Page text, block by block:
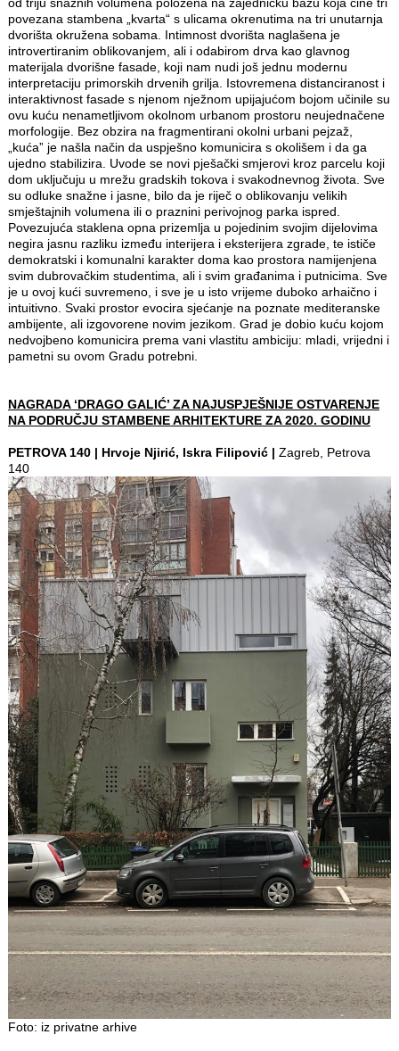
povezana stambena „kvarta“ s ulicama okrenutima na tri unutarnja
dvorišta okružena sobama. Intimnost dvorišta naglašena je
introvertiranim oblikovanjem, ali i odabirom drva kao glavnog
materijala dvorišne fasade, koji nam nudi još jednu modernu
interpretaciju primorskih drvenih grilja. Istovremena distanciranost i
interaktivnost fasade s njenom nježnom upijajućom bojom učinile su
ovu kuću nenametljivom okolnom urbanom prostoru neujednačene
morfologije. Bez obzira na fragmentirani okolni urbani pejzaž,
„kućaˮ je našla način da uspješno komunicira s okolišem i da ga
ujedno stabilizira. Uvode se novi pješački smjerovi kroz parcelu koji
dom uključuju u mrežu gradskih tokova i svakodnevnog života. Sve
su odluke snažne i jasne, bilo da je riječ o oblikovanju velikih
smještajnih volumena ili o praznini perivojnog parka ispred.
Povezujuća staklena opna prizemlja u pojedinim svojim dijelovima
negira jasnu razliku između interijera i eksterijera zgrade, te ističe
demokratski i komunalni karakter doma kao prostora namijenjena
svim dubrovačkim studentima, ali i svim građanima i putnicima. Sve
je u ovoj kući suvremeno, i sve je u isto vrijeme duboko arhaično i
intuitivno. Svaki prostor evocira sjećanje na poznate mediteranske
ambijente, ali izgovorene novim jezikom. Grad je dobio kuću kojom
nedvojbeno komunicira prema vani vlastitu ambiciju: mladi, vrijedni i
pametni su ovom Gradu potrebni.
NAGRADA ‘DRAGO GALIĆ’ ZA NAJUSPJEŠNIJE OSTVARENJE
NA PODRUČJU STAMBENE ARHITEKTURE ZA 2020. GODINU
PETROVA 140 | Hrvoje Njirić, Iskra Filipović | Zagreb, Petrova
140
Foto: iz privatne arhive